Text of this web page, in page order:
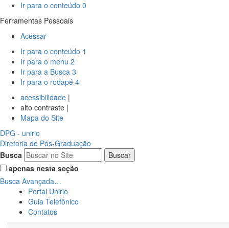
Ir para o conteúdo 0
Ferramentas Pessoais
Acessar
Ir para o conteúdo 1
Ir para o menu 2
Ir para a Busca 3
Ir para o rodapé 4
acessibilidade |
alto contraste |
Mapa do Site
DPG - unirio
Diretoria de Pós-Graduação
Busca
apenas nesta seção
Busca Avançada…
Portal Unirio
Guia Telefônico
Contatos